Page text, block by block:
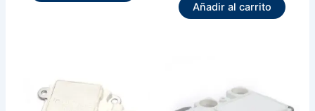
Añadir al carrito